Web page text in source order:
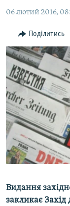
навігації
Перейти
пошуку
БЛОГИ
ПОГЛЯД
ІНТЕРВ'Ю
ВСЕ ЗА ДЕНЬ
СПЕЦПРОЕКТИ
ДЕПОРТАЦІЯ
ВІДЕОУРОКИ
СВІДЧЕННЯ
УКРАЇНСЬКА
ЯК ОБІЙТИ
Русский
Qırımtatar
06 лютий 2016,
Поділитись
Видання
закликає Захід